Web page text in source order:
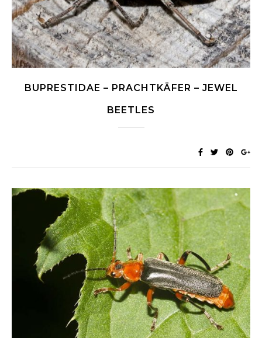
BUPRESTIDAE – PRACHTKÄFER – JEWEL
BEETLES